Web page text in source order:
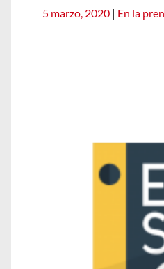
5 marzo, 2020| En la